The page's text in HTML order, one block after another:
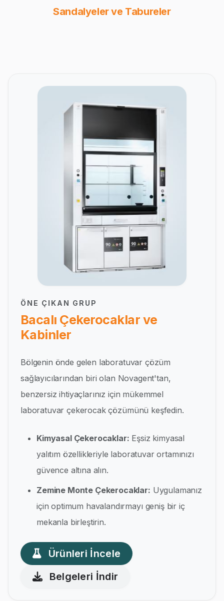
Sandalyeler ve Tabureler
ÖNE ÇIKAN GRUP
Bacalı Çekerocaklar ve
Kabinler
Bölgenin önde gelen laboratuvar çözüm
sağlayıcılarından biri olan Novagent'tan,
benzersiz ihtiyaçlarınız için mükemmel
laboratuvar çekerocak çözümünü keşfedin.
Kimyasal Çekerocaklar: Eşsiz kimyasal
yalıtım özellikleriyle laboratuvar ortamınızı
güvence altına alın.
Zemine Monte Çekerocaklar: Uygulamanız
için optimum havalandırmayı geniş bir iç
mekanla birleştirin.
Ürünleri İncele
Belgeleri İndir